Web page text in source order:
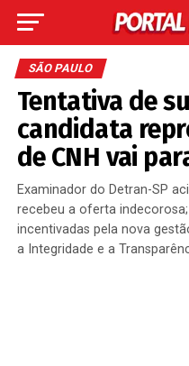
SÃO PAULO
Tentativa de
candidata
de CNH vai
Examinador do Detran-SP
recebeu a oferta
incentivadas pela nova
a Integridade e a